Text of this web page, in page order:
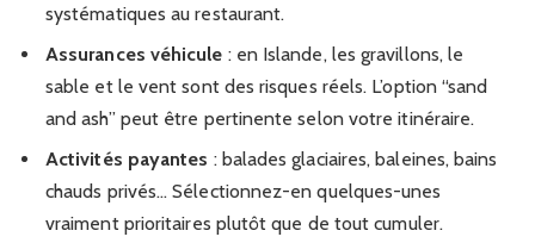
systématiques au restaurant.
Assurances véhicule : en Islande, les gravillons, le
sable et le vent sont des risques réels. L’option “sand
and ash” peut être pertinente selon votre itinéraire.
Activités payantes : balades glaciaires, baleines, bains
chauds privés… Sélectionnez-en quelques-unes
vraiment prioritaires plutôt que de tout cumuler.